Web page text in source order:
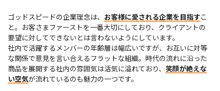
ゴッドスピードの企業理念は、 お客様に愛される企業を目指すこ
と。お客さまファーストを一番大切にしており、クライアントの
要望に対してできないとは言わないようにしています。
社内で活躍するメンバーの年齢層は幅広いですが、お互いに対等
な関係で意見を言い合えるフラットな組織。時代の流れに沿った
商品を展開する社内の雰囲気は活気に溢れており、 笑顔が絶えな
い空気が流れているのも魅力の一つです。